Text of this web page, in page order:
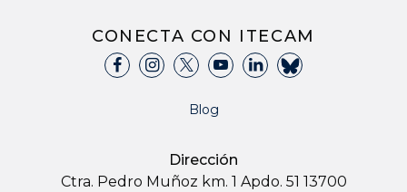
CONECTA CON ITECAM
Blog
Dirección
Ctra. Pedro Muñoz km. 1 Apdo. 51 13700